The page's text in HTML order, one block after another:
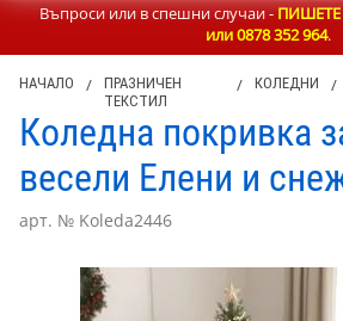
Въпроси или в спешни случаи -ПИШЕТЕ
или0878 352 964.
НАЧАЛО /
ПРАЗНИЧЕН
ТЕКСТИЛ
/ КОЛЕДНИ /
Коледна покривка
весели Елени и
арт. № Koleda2446